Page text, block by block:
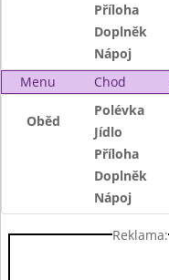
Příloha
Doplněk
Nápoj
Menu
Chod
Oběd
Polévka
Jídlo
Příloha
Doplněk
Nápoj
Reklama: